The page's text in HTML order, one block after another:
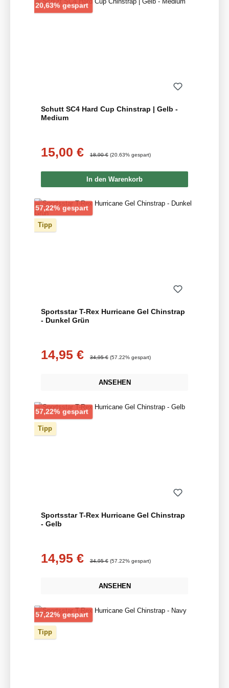
20,63% gespartRabatt
Schutt SC4 Hard Cup Chinstrap | Gelb -
Medium
Verkaufspreis:
15,00 € Regulärer Preis:
18,90 € (20.63% gespart)
In den Warenkorb
57,22% gespartRabatt
Tipp
Sportsstar T-Rex Hurricane Gel Chinstrap
- Dunkel Grün
Verkaufspreis:
14,95 € 34,95 € (57.22% gespart)
ANSEHEN
57,22% gespartRabatt
Tipp
Sportsstar T-Rex Hurricane Gel Chinstrap
- Gelb
Verkaufspreis:
14,95 € 34,95 € (57.22% gespart)
ANSEHEN
57,22% gespartRabatt
Tipp